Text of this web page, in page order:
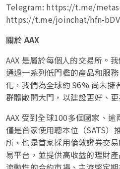
Telegram: https://t.me/
https://t.me/joinchat/hfn-
關於AAX
AAX 是屬於每個人的交易所。
通過一系列低門檻的產品和服
化，我們為全球約 96% 尚未擁
群體敞開大門，以建設更好、
AAX 受到全球100多個國家、
僅是首家使用聰本位（SATS）
所，也是首家採用倫敦證券交
易平台，並提供高收益的理財